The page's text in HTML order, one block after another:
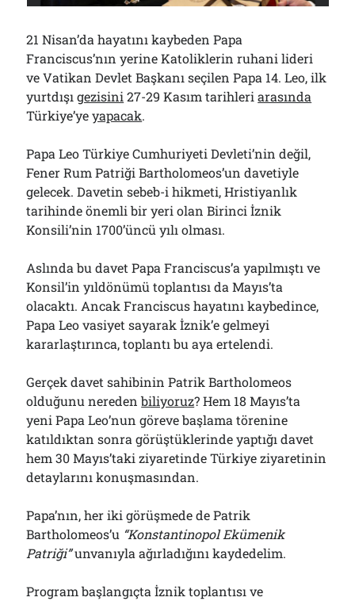
Arşivler
Arşivler
21 Nisan’da hayatını kaybeden Papa
Franciscus’nın yerine Katoliklerin ruhani lideri
ve Vatikan Devlet Başkanı seçilen Papa 14. Leo, ilk
yurtdışıgezisini 27-29 Kasım tarihleriarasında
Türkiye’yeyapacak.
Papa Leo Türkiye Cumhuriyeti Devleti’nin değil,
Fener Rum Patriği Bartholomeos’un davetiyle
gelecek. Davetin sebeb-i hikmeti, Hristiyanlık
tarihinde önemli bir yeri olan Birinci İznik
Konsili’nin 1700’üncü yılı olması.
Aslında bu davet Papa Franciscus’a yapılmıştı ve
Konsil’in yıldönümü toplantısı da Mayıs’ta
olacaktı. Ancak Franciscus hayatını kaybedince,
Papa Leo vasiyet sayarak İznik’e gelmeyi
kararlaştırınca, toplantı bu aya ertelendi.
Gerçek davet sahibinin Patrik Bartholomeos
olduğunu neredenbiliyoruz? Hem 18 Mayıs’ta
yeni Papa Leo’nun göreve başlama törenine
katıldıktan sonra görüştüklerinde yaptığı davet
hem 30 Mayıs’taki ziyaretinde Türkiye ziyaretinin
detaylarını konuşmasından.
Papa’nın, her iki görüşmede de Patrik
Bartholomeos’u “Konstantinopol Ekümenik
Patriği”unvanıyla ağırladığını kaydedelim.
Program başlangıçta İznik toplantısı ve